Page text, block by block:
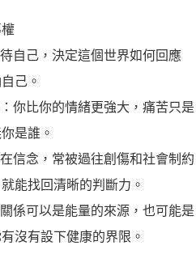
自己，決定這個世界如何回應
己。
你比你的情緒更強大，痛苦只是
是誰。
信念，常被過往創傷和社會制約
能找回清晰的判斷力。
係可以是能量的來源，也可能是
沒有設下健康的界限。